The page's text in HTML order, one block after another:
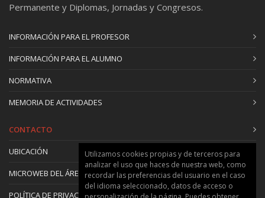
Permanente y Diplomas, Jornadas y Congresos.
INFORMACIÓN PARA EL PROFESOR
INFORMACIÓN PARA EL ALUMNO
NORMATIVA
MEMORIA DE ACTIVIDADES
CONTACTO
UBICACIÓN
MICROWEB DEL ÁREA
POLÍTICA DE PRIVACIDAD Y COOKIES
Utilizamos cookies propias y de terceros para
analizar el uso que haces de nuestra web, como
recordar las preferencias del usuario en el caso
del idioma seleccionado, datos de acceso o